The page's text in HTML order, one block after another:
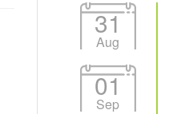
31
Aug
01
Sep